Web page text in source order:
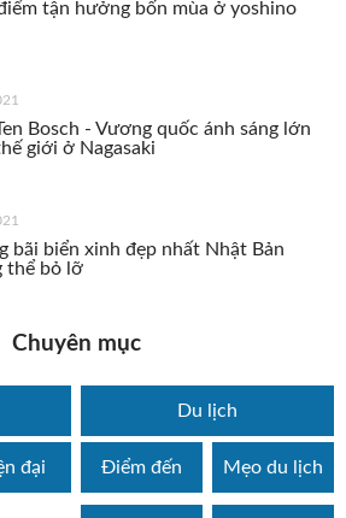
tận hưởng bốn mùa ở yoshino
Bosch - Vương quốc ánh sáng lớn
giới ở Nagasaki
bãi biển xinh đẹp nhất Nhật Bản
thể bỏ lỡ
Chuyên mục
đại
Du lịch
Điểm đến Mẹo du lịch